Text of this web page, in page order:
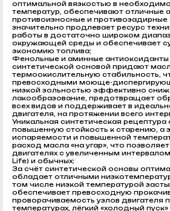
оптимальной вязкостью в
температур, обеспечивают отличные
противоизносные и противозадирные
значительно продлевает ресурс
работы в достаточно широком
окружающей среды и обеспечивает
экономию топлива;
Фенольные и аминные антиоксиданты
синтетической основой придают
термоокислительную стабильность,
превосходными моюще-
низкой зольностью эффективно
лакообразование, предотвращает
всех видов и поддерживает в
двигателя, на протяжении всего
Уникальная синтетическая
повышенную стойкость к старению, а
испаряемости и повышенной
расход масла «на угар», что
двигателях с увеличенным
Life) и обычных;
За счёт синтетической основы
обладает отличными
том числе низкой температурой
обеспечивает превосходную
проворачиваемость узлов двигателя
температурах, лёгкий «холодный